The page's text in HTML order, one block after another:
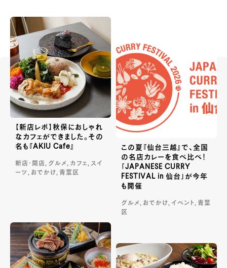
【新店レポ】秋保におしゃれ
なカフェができました。その
名も『AKIU Cafe』
新店・開店, グルメ, カフェ, スイ
ーツ, おでかけ, 青葉区
この夏『仙台三越』で、全国
の名店カレーを食べ比べ！
「JAPANESE CURRY
FESTIVAL in 仙台」が今年
も開催
グルメ, おでかけ, イベント, 青葉
区